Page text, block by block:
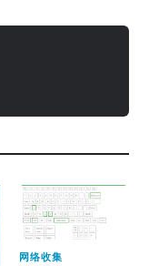
网络收集